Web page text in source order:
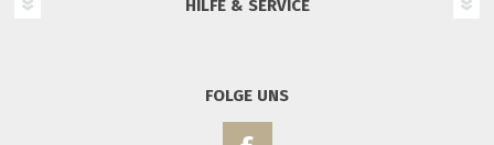
HILFE & SERVICE
FOLGE UNS